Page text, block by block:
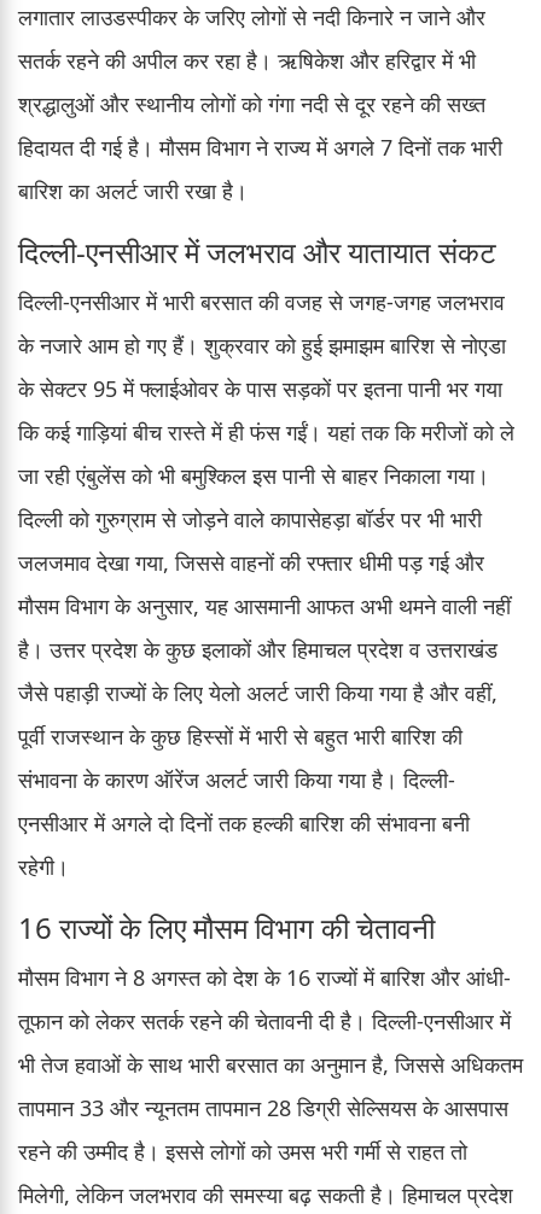
लगातार लाउडस्पीकर के जरिए लोगों से नदी किनारे न जाने और
सतर्क रहने की अपील कर रहा है। ऋषिकेश और हरिद्वार में भी
श्रद्धालुओं और स्थानीय लोगों को गंगा नदी से दूर रहने की सख्त
हिदायत दी गई है। मौसम विभाग ने राज्य में अगले 7 दिनों तक भारी
बारिश का अलर्ट जारी रखा है।
दिल्ली-एनसीआर में जलभराव और यातायात संकट
दिल्ली-एनसीआर में भारी बरसात की वजह से जगह-जगह जलभराव
के नजारे आम हो गए हैं। शुक्रवार को हुई झमाझम बारिश से नोएडा
के सेक्टर 95 में फ्लाईओवर के पास सड़कों पर इतना पानी भर गया
कि कई गाड़ियां बीच रास्ते में ही फंस गईं। यहां तक कि मरीजों को ले
जा रही एंबुलेंस को भी बमुश्किल इस पानी से बाहर निकाला गया।
दिल्ली को गुरुग्राम से जोड़ने वाले कापासेहड़ा बॉर्डर पर भी भारी
जलजमाव देखा गया, जिससे वाहनों की रफ्तार धीमी पड़ गई और
मौसम विभाग के अनुसार, यह आसमानी आफत अभी थमने वाली नहीं
है। उत्तर प्रदेश के कुछ इलाकों और हिमाचल प्रदेश व उत्तराखंड
जैसे पहाड़ी राज्यों के लिए येलो अलर्ट जारी किया गया है और वहीं,
पूर्वी राजस्थान के कुछ हिस्सों में भारी से बहुत भारी बारिश की
संभावना के कारण ऑरेंज अलर्ट जारी किया गया है। दिल्ली-
एनसीआर में अगले दो दिनों तक हल्की बारिश की संभावना बनी
रहेगी।
16 राज्यों के लिए मौसम विभाग की चेतावनी
मौसम विभाग ने 8 अगस्त को देश के 16 राज्यों में बारिश और आंधी-
तूफान को लेकर सतर्क रहने की चेतावनी दी है। दिल्ली-एनसीआर में
भी तेज हवाओं के साथ भारी बरसात का अनुमान है, जिससे अधिकतम
तापमान 33 और न्यूनतम तापमान 28 डिग्री सेल्सियस के आसपास
रहने की उम्मीद है। इससे लोगों को उमस भरी गर्मी से राहत तो
मिलेगी, लेकिन जलभराव की समस्या बढ़ सकती है। हिमाचल प्रदेश